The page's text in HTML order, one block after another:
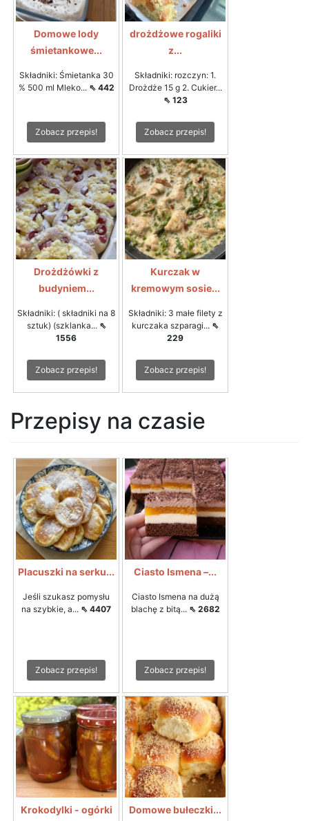
Domowe lody
śmietankowe...
Składniki: Śmietanka 30
% 500 ml Mleko... ⇖ 442
Zobacz przepis!
drożdżowe rogaliki
z...
Składniki: rozczyn: 1.
Drożdże 15 g 2. Cukier...
⇖ 123
Zobacz przepis!
Drożdżówki z
budyniem...
Składniki: ( składniki na 8
sztuk) (szklanka... ⇖
1556
Zobacz przepis!
Kurczak w
kremowym sosie...
Składniki: 3 małe filety z
kurczaka szparagi... ⇖
229
Zobacz przepis!
Przepisy na czasie
Placuszki na serku...
Jeśli szukasz pomysłu
na szybkie, a... ⇖ 4407
Zobacz przepis!
Ciasto Ismena –...
Ciasto Ismena na dużą
blachę z bitą... ⇖ 2682
Zobacz przepis!
Krokodylki - ogórki
Domowe bułeczki...